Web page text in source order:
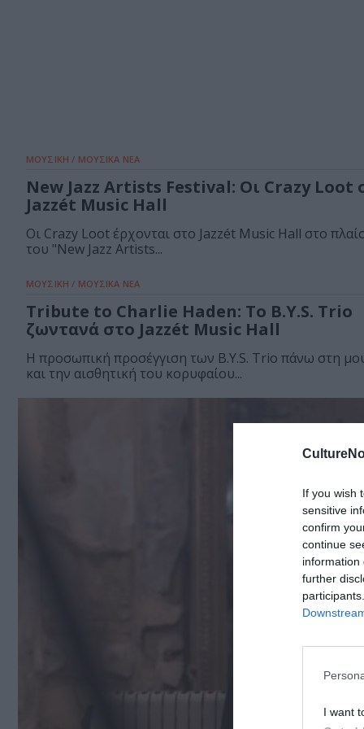
If you wish
sensitive
confirm
continue
information
further
I want
ΜΟΥΣΙΚΗ / ΜΟΥΣΙΚΑ ΝΕΑ
New Jazz Artists Festival: Οι Crazy Loot
Jazzét Music Hall
Οι Crazy Loot έρχονται στο Jazzét Music Hall στο
του "New Jazz Artists...
ΜΟΥΣΙΚΗ / ΜΟΥΣΙΚΑ ΝΕΑ
Tribute to Charlie Haden: Το B.Y.S. Trio
ζωντανά στο Jazzét Music Hall
H προσωπική προσέγγιση των B.Y.S. Trio πάνω στη
και την αισθητική του κορυφαίου...